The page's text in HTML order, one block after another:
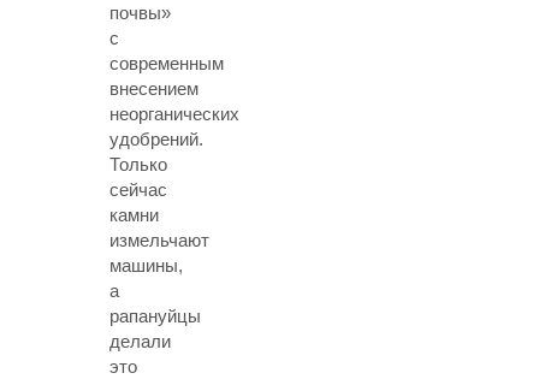
почвы»
с
современным
внесением
неорганических
удобрений.
Только
сейчас
камни
измельчают
машины,
а
рапануйцы
делали
это